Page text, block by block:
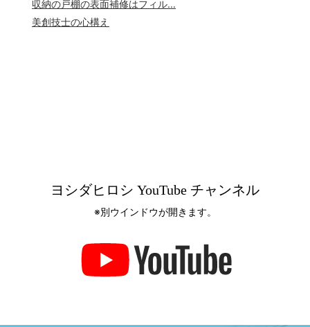
収納の戸棚の表面補修はフィル...
美創技士の心構え
ヨシダヒロシ YouTube チャンネル
※別ウインドウが開きます。